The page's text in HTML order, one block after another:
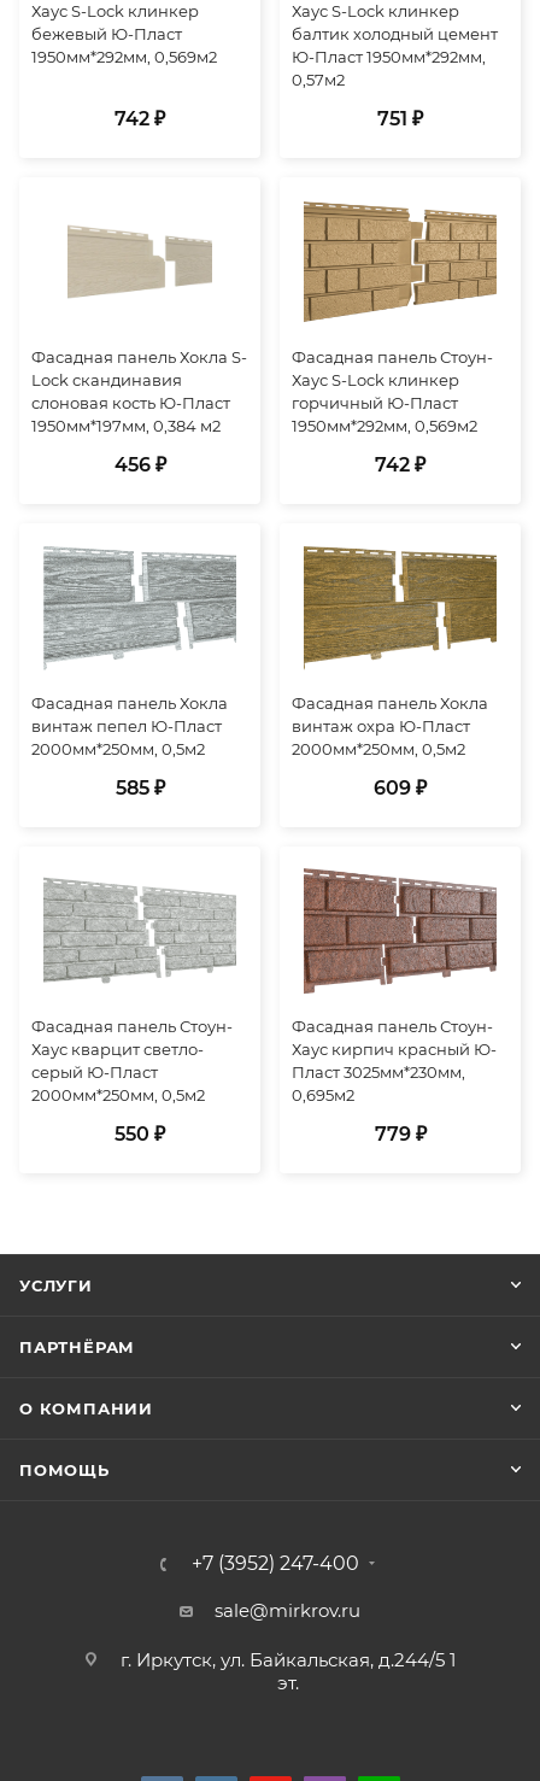
Хаус S-Lock клинкер
бежевый Ю-Пласт
1950мм*292мм, 0,569м2
742 ₽
Хаус S-Lock клинкер
балтик холодный цемент
Ю-Пласт 1950мм*292мм,
0,57м2
751 ₽
Фасадная панель Хокла S-
Lock скандинавия
слоновая кость Ю-Пласт
1950мм*197мм, 0,384 м2
456 ₽
Фасадная панель Стоун-
Хаус S-Lock клинкер
горчичный Ю-Пласт
1950мм*292мм, 0,569м2
742 ₽
Фасадная панель Хокла
винтаж пепел Ю-Пласт
2000мм*250мм, 0,5м2
585 ₽
Фасадная панель Хокла
винтаж охра Ю-Пласт
2000мм*250мм, 0,5м2
609 ₽
Фасадная панель Стоун-
Хаус кварцит светло-
серый Ю-Пласт
2000мм*250мм, 0,5м2
550 ₽
Фасадная панель Стоун-
Хаус кирпич красный Ю-
Пласт 3025мм*230мм,
0,695м2
779 ₽
УСЛУГИ
ПАРТНЁРАМ
О КОМПАНИИ
ПОМОЩЬ
+7 (3952) 247-400
sale@mirkrov.ru
г. Иркутск, ул. Байкальская, д.244/5 1
эт.